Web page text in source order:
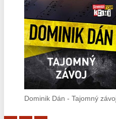
Dominik Dán - Tajomný